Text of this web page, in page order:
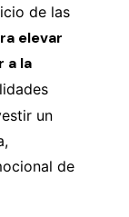
de las
elevar
a la
un
de